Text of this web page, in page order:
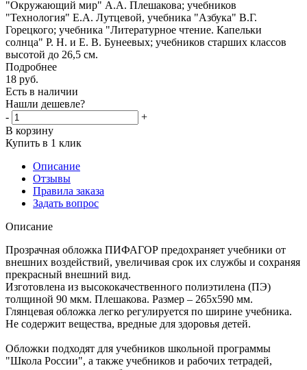
"Окружающий мир" А.А. Плешакова; учебников
"Технология" Е.А. Лутцевой, учебника "Азбука" В.Г.
Горецкого; учебника "Литературное чтение. Капельки
солнца" Р. Н. и Е. В. Бунеевых; учебников старших классов
высотой до 26,5 см.
Подробнее
18 руб.
Есть в наличии
Нашли дешевле?
-
+
В корзину
Купить в 1 клик
Описание
Отзывы
Правила заказа
Задать вопрос
Описание
Прозрачная обложка ПИФАГОР предохраняет учебники от
внешних воздействий, увеличивая срок их службы и сохраняя
прекрасный внешний вид.
Изготовлена из высококачественного полиэтилена (ПЭ)
толщиной 90 мкм. Плешакова. Размер – 265х590 мм.
Глянцевая обложка легко регулируется по ширине учебника.
Не содержит вещества, вредные для здоровья детей.
Обложки подходят для учебников школьной программы
"Школа России", а также учебников и рабочих тетрадей,